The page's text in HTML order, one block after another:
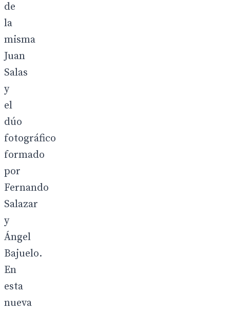
de
la
misma
Juan
Salas
y
el
dúo
fotográfico
formado
por
Fernando
Salazar
y
Ángel
Bajuelo.
En
esta
nueva